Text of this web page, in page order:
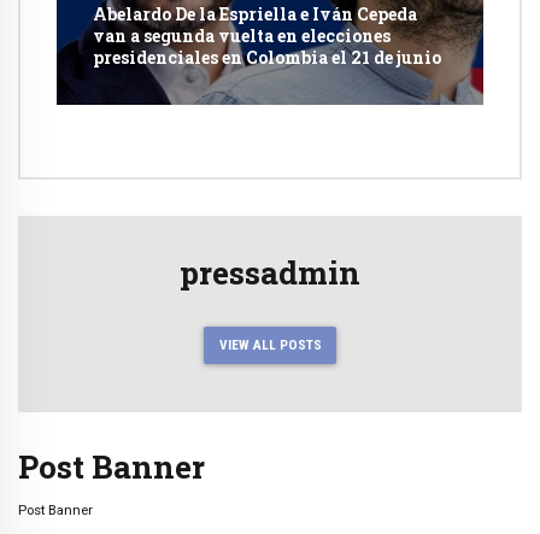
Abelardo De la Espriella e Iván Cepeda
van a segunda vuelta en elecciones
presidenciales en Colombia el 21 de junio
pressadmin
VIEW ALL POSTS
Post Banner
Post Banner